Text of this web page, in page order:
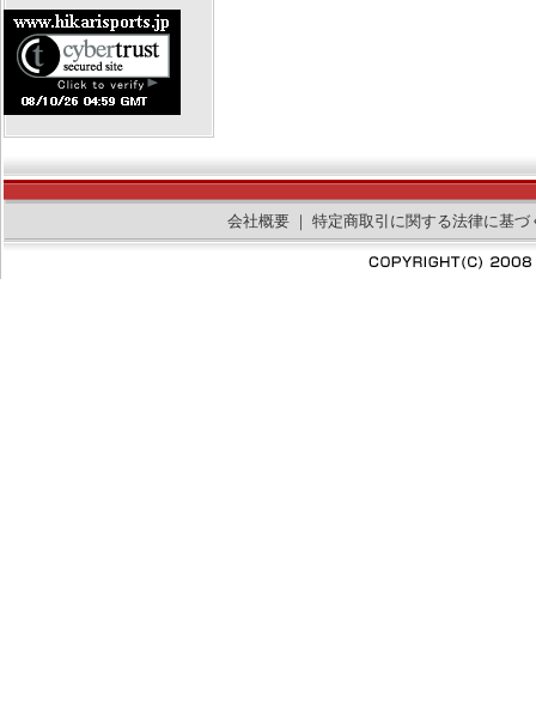
会社概要｜ 特定商取引に関する法律に基づ